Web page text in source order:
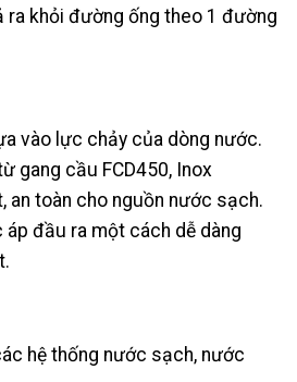
ra khỏi đường ống theo 1 đường
vào lực chảy của dòng nước.
gang cầu FCD450, Inox
an toàn cho nguồn nước sạch.
đầu ra một cách dễ dàng
hệ thống nước sạch, nước